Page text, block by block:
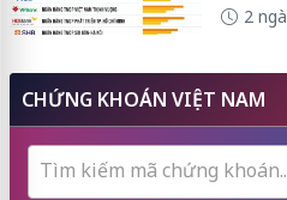
2
CHỨNG KHOÁN VIỆT NAM
Tìm kiếm mã chứng